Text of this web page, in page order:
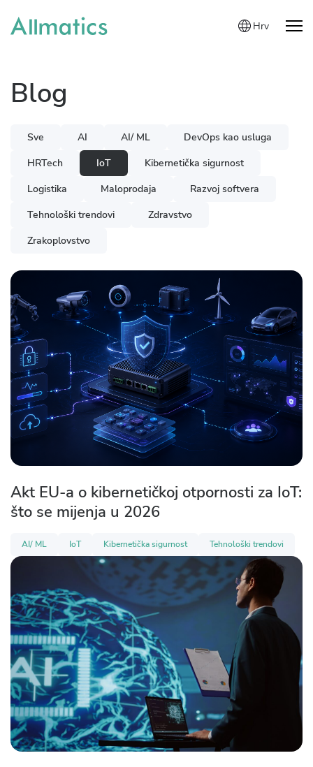
Hrv
Blog
Sve AI AI/ ML
DevOps kao usluga
HRTech
IoT
Kibernetička sigurnost
Logistika
Maloprodaja
Razvoj softvera
Tehnološki trendovi
Zdravstvo
Zrakoplovstvo
Akt EU-a o kibernetičkoj otpornosti za IoT:
što se mijenja u 2026
AI/ ML IoT Kibernetička sigurnost Tehnološki trendovi